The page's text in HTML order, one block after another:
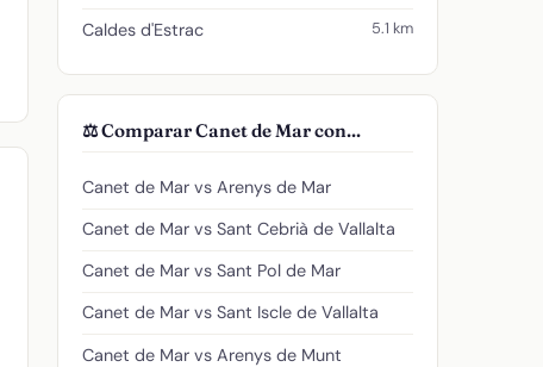
Caldes d'Estrac 5.1 km
⚖️ Comparar Canet de Mar con...
Canet de Mar vs Arenys de Mar
Canet de Mar vs Sant Cebrià de Vallalta
Canet de Mar vs Sant Pol de Mar
Canet de Mar vs Sant Iscle de Vallalta
Canet de Mar vs Arenys de Munt